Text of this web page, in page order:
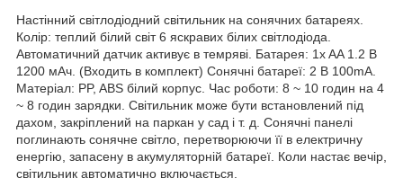
Настінний світлодіодний світильник на сонячних батареях.
Колір: теплий білий світ 6 яскравих білих світлодіода.
Автоматичний датчик активує в темряві. Батарея: 1x AA 1.2 В
1200 мАч. (Входить в комплект) Сонячні батареї: 2 В 100mA.
Матеріал: PP, ABS білий корпус. Час роботи: 8 ~ 10 годин на 4
~ 8 годин зарядки. Світильник може бути встановлений під
дахом, закріплений на паркан у сад і т. д. Сонячні панелі
поглинають сонячне світло, перетворюючи її в електричну
енергію, запасену в акумуляторній батареї. Коли настає вечір,
світильник автоматично включається.